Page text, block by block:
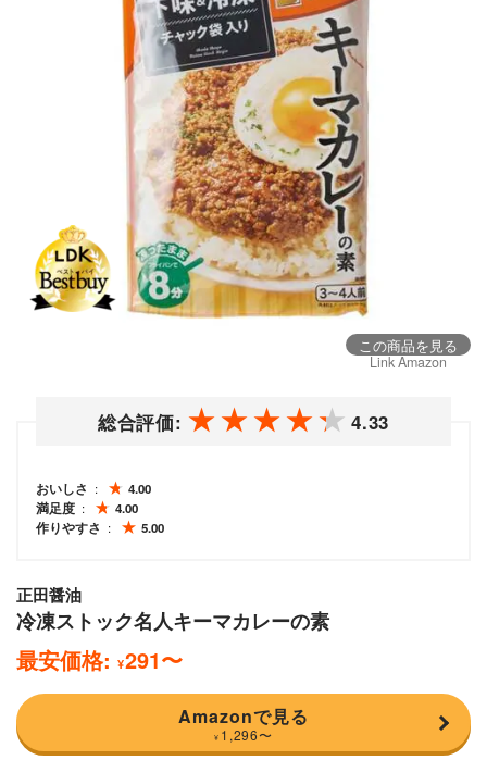
この商品を見る
Link Amazon
総合評価: 4.33
おいしさ
4.00
満足度
4.00
作りやすさ
5.00
正田醤油
冷凍ストック名人キーマカレーの素
最安価格: ¥291〜
Amazonで見る
¥ 1,296〜